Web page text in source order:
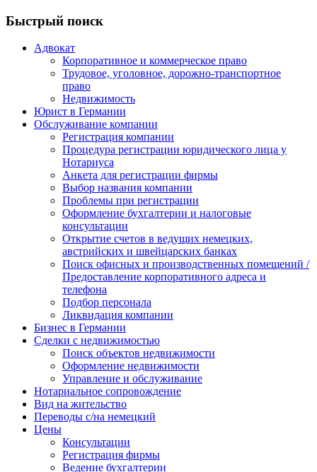
Быстрый поиск
Адвокат
Корпоративное и коммерческое право
Трудовое, уголовное, дорожно-транспортное
право
Недвижимость
Юрист в Германии
Обслуживание компании
Регистрация компании
Процедура регистрации юридического лица у
Нотариуса
Анкета для регистрации фирмы
Выбор названия компании
Проблемы при регистрации
Оформление бухгалтерии и налоговые
консультации
Открытие счетов в ведущих немецких,
австрийских и швейцарских банках
Поиск офисных и производственных помещений /
Предоставление корпоративного адреса и
телефона
Подбор персонала
Ликвидация компании
Бизнес в Германии
Сделки с недвижимостью
Поиск объектов недвижимости
Оформление недвижимости
Управление и обслуживание
Нотариальное сопровождение
Вид на жительство
Переводы с/на немецкий
Цены
Консультации
Регистрация фирмы
Ведение бухгалтерии